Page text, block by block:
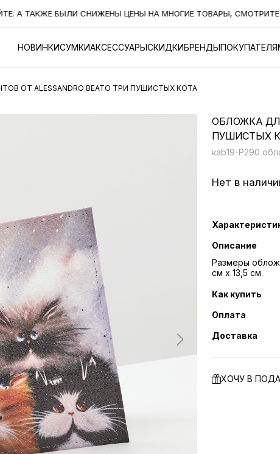
БЫЛИ СНИЖЕНЫ ЦЕНЫ НА МНОГИЕ ТОВАРЫ, СМОТРИТЕ
НОВИНКИСУМКИАКСЕССУАРЫСКИДКИБРЕНДЫ
ОТ ALESSANDRO BEATO ТРИ ПУШИСТЫХ КОТА
ОБЛОЖКА
ПУШИСТЫХ
кab19-P290
Нет в
Описание
Размеры
см х 13,5 см.
Как купить
Оплата
Доставка
ХОЧУ В